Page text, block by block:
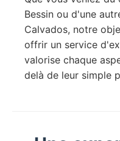
Bessin ou d'une
Calvados, notre
offrir un service
valorise chaque
delà de leur simple